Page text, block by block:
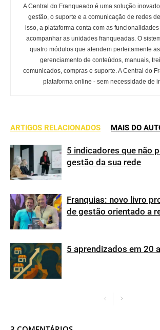
A Central do Franqueado é uma solução
gestão, o suporte e a comunicação de redes
isso, a plataforma conta com as
acompanhar as unidades franqueadas. O
quatro módulos que atendem perfeitamente
gerenciamento de conteúdos, manuais,
comunicados, compras e suporte. A Central do
plataforma online - sem necessidade de
ARTIGOS RELACIONADOS MAIS DO
5 indicadores que não
gestão da sua rede
Franquias: novo livro
de gestão orientado a
5 aprendizados em 20